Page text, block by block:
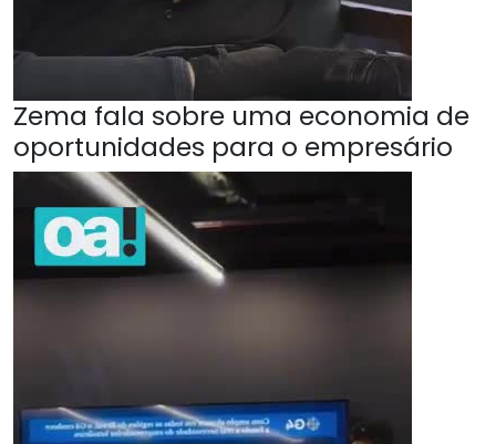
Zema fala sobre uma economia de
oportunidades para o empresário